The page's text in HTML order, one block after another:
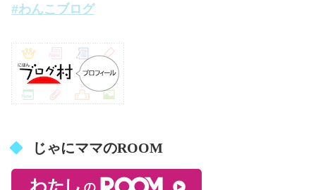
#わんこブログ
じゃにママのROOM